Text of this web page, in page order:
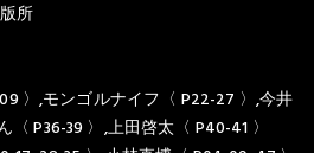
所
〉,モンゴルナイフ〈 P22-27 〉,今井
P36-39 〉,上田啓太〈 P40-41 〉